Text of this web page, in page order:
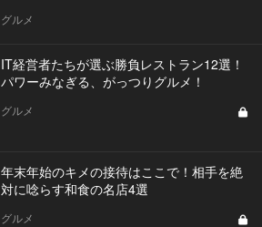
グルメ
IT経営者たちが選ぶ勝負レストラン12選！
パワーみなぎる、がっつりグルメ！
グルメ
年末年始のキメの接待はここで！相手を絶
対に唸らす和食の名店4選
グルメ